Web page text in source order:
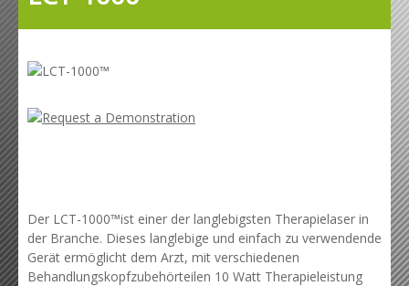
Der LCT-1000™ist einer der langlebigsten Therapielaser in
der Branche. Dieses langlebige und einfach zu verwendende
Gerät ermöglicht dem Arzt, mit verschiedenen
Behandlungskopfzubehörteilen 10 Watt Therapieleistung